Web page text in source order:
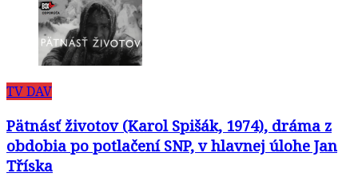
TV DAV
Pätnásť životov (Karol Spišák, 1974), dráma z
obdobia po potlačení SNP, v hlavnej úlohe Jan
Tříska